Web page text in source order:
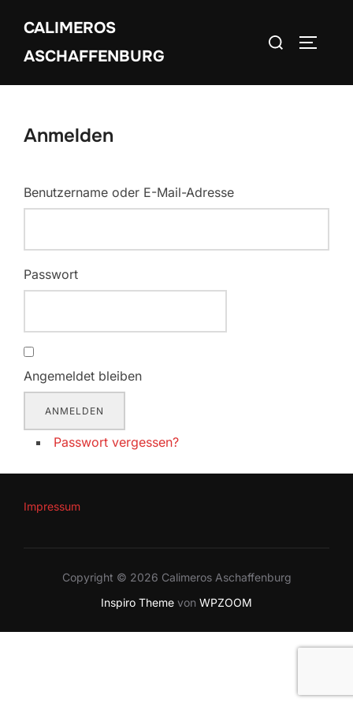
Inhalt
springen
CALIMEROS
ASCHAFFENBURG
Suchen
Anmelden
Benutzername oder E-Mail-Adresse
Passwort
Angemeldet bleiben
ANMELDEN
Passwort vergessen?
Impressum
Copyright © 2026 Calimeros Aschaffenburg
Inspiro Theme von WPZOOM